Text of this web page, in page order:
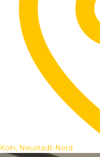
Köln, Neustadt-Nord